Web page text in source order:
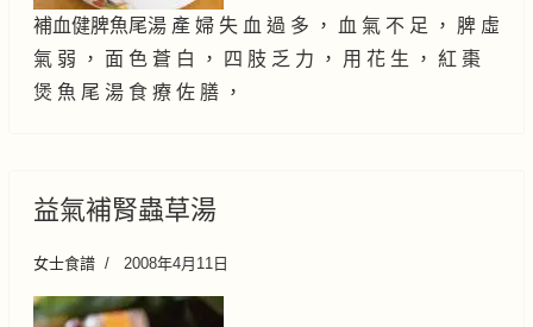
補血健脾魚尾湯 產 婦 失 血 過 多 ， 血 氣 不 足 ， 脾 虛
氣 弱 ， 面 色 蒼 白 ， 四 肢 乏 力 ， 用 花 生 ， 紅 棗
煲 魚 尾 湯 食 療 佐 膳 ，
益氣補腎蟲草湯
女士食譜 2008年4月11日